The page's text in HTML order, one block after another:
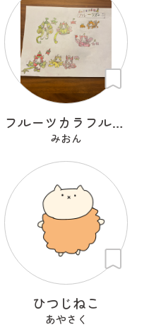
フルーツカラフルねこ
みおん
ひつじねこ
あやさく